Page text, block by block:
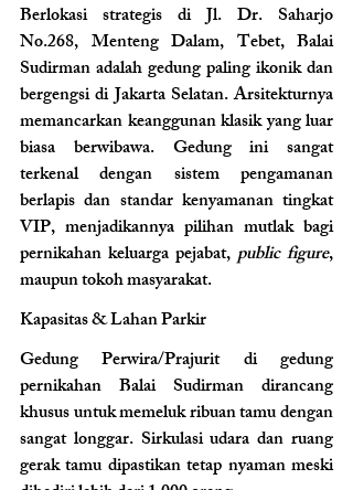
Berlokasi strategis di Jl. Dr. Saharjo
No.268, Menteng Dalam, Tebet, Balai
Sudirman adalah gedung paling ikonik dan
bergengsi di Jakarta Selatan. Arsitekturnya
memancarkan keanggunan klasik yang luar
biasa berwibawa. Gedung ini sangat
terkenal dengan sistem pengamanan
berlapis dan standar kenyamanan tingkat
VIP, menjadikannya pilihan mutlak bagi
pernikahan keluarga pejabat, public figure,
maupun tokoh masyarakat.
Kapasitas & Lahan Parkir
Gedung Perwira/Prajurit di gedung
pernikahan Balai Sudirman dirancang
khusus untuk memeluk ribuan tamu dengan
sangat longgar. Sirkulasi udara dan ruang
gerak tamu dipastikan tetap nyaman meski